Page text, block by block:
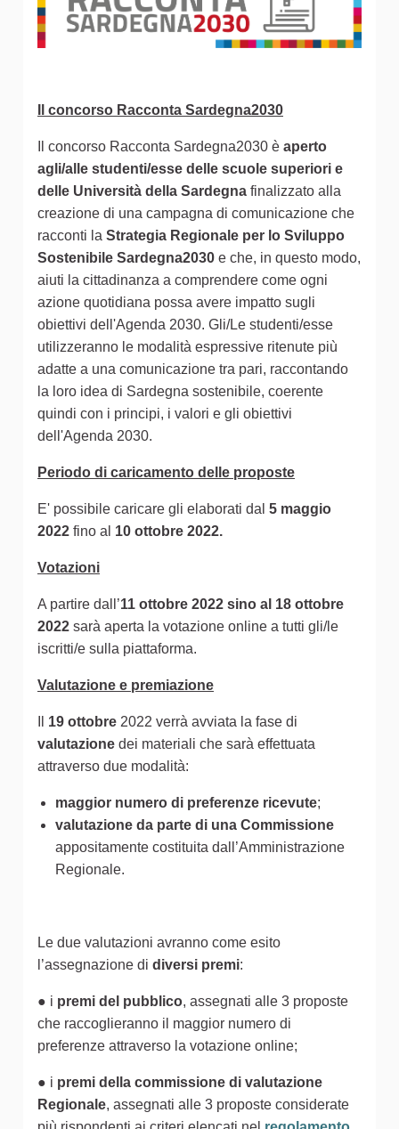
Il concorso Racconta Sardegna2030
Il concorso Racconta Sardegna2030 è aperto
agli/alle studenti/esse delle scuole superiori e
delle Università della Sardegna finalizzato alla
creazione di una campagna di comunicazione che
racconti la Strategia Regionale per lo Sviluppo
Sostenibile Sardegna2030 e che, in questo modo,
aiuti la cittadinanza a comprendere come ogni
azione quotidiana possa avere impatto sugli
obiettivi dell'Agenda 2030. Gli/Le studenti/esse
utilizzeranno le modalità espressive ritenute più
adatte a una comunicazione tra pari, raccontando
la loro idea di Sardegna sostenibile, coerente
quindi con i principi, i valori e gli obiettivi
dell'Agenda 2030.
Periodo di caricamento delle proposte
E' possibile caricare gli elaborati dal 5 maggio
2022 fino al 10 ottobre 2022.
Votazioni
A partire dall’11 ottobre 2022 sino al 18 ottobre
2022 sarà aperta la votazione online a tutti gli/le
iscritti/e sulla piattaforma.
Valutazione e premiazione
19 ottobre 2022 verrà avviata la fase di
valutazione dei materiali che sarà effettuata
attraverso due modalità:
maggior numero di preferenze ricevute;
valutazione da parte di una Commissione
appositamente costituita dall’Amministrazione
Regionale.
Le due valutazioni avranno come esito
l’assegnazione di diversi premi:
● i premi del pubblico, assegnati alle 3 proposte
che raccoglieranno il maggior numero di
preferenze attraverso la votazione online;
● i premi della commissione di valutazione
Regionale, assegnati alle 3 proposte considerate